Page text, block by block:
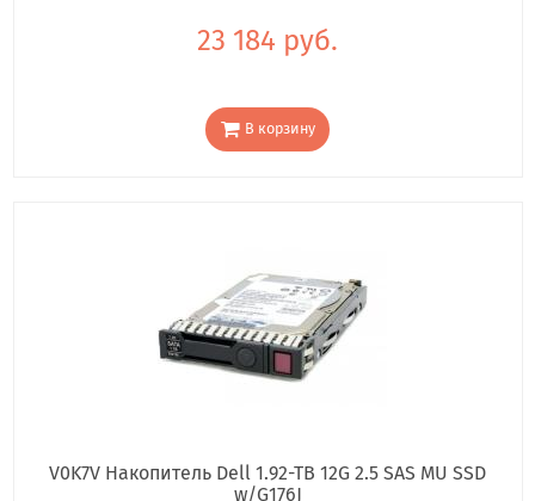
23 184 руб.
В корзину
V0K7V Накопитель Dell 1.92-TB 12G 2.5 SAS MU SSD
w/G176J